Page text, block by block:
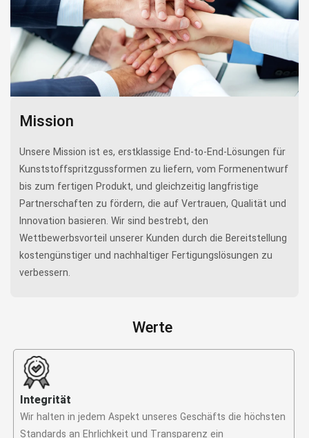
Mission
Unsere Mission ist es, erstklassige End-to-End-Lösungen für
Kunststoffspritzgussformen zu liefern, vom Formenentwurf
bis zum fertigen Produkt, und gleichzeitig langfristige
Partnerschaften zu fördern, die auf Vertrauen, Qualität und
Innovation basieren. Wir sind bestrebt, den
Wettbewerbsvorteil unserer Kunden durch die Bereitstellung
kostengünstiger und nachhaltiger Fertigungslösungen zu
verbessern.
Werte
Integrität
Wir halten in jedem Aspekt unseres Geschäfts die höchsten
Standards an Ehrlichkeit und Transparenz ein